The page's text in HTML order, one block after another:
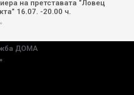
на претставата “Ловец
16.07. -20.00 ч.
ДОМА